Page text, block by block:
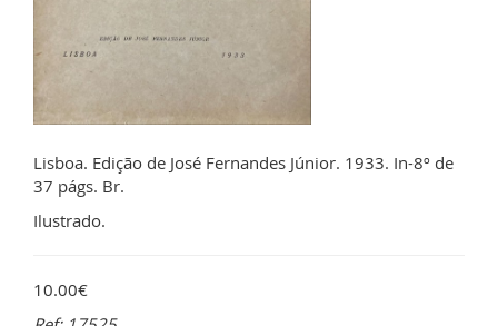
Lisboa. Edição de José Fernandes Júnior. 1933. In-8º de
37 págs. Br.
Ilustrado.
10.00€